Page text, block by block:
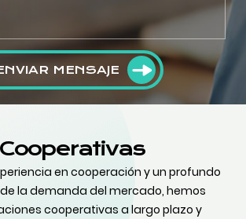
MENSAJE
en cooperación y un profundo
la demanda del mercado, hemos
cooperativas a largo plazo y